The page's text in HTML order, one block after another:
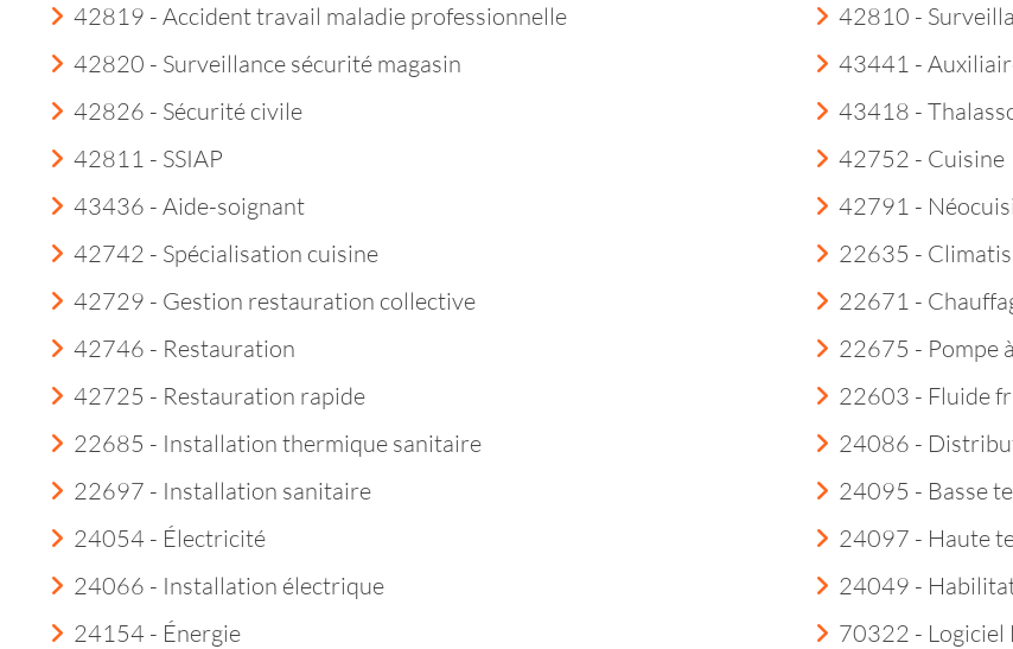
42819 - Accident travail maladie professionnelle
42810 -
42820 - Surveillance sécurité magasin
42826 - Sécurité civile
42811 - SSIAP
43436 - Aide-soignant
43441 -
43418 -
42752 - Cuisine
42791 -
42742 - Spécialisation cuisine
42729 - Gestion restauration collective
42746 - Restauration
42725 - Restauration rapide
22635 -
22671 -
22675 - Pompe
22603 - Fluide
22685 - Installation thermique sanitaire
22697 - Installation sanitaire
24054 - Électricité
24066 - Installation électrique
24086 -
24095 - Basse
24097 - Haute
24049 -
24154 - Énergie
70322 - Logiciel